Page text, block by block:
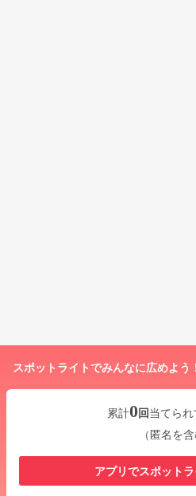
スポットライトでみんなに広めよう
累計0回当てられ
（匿名を含
アプリでスポット